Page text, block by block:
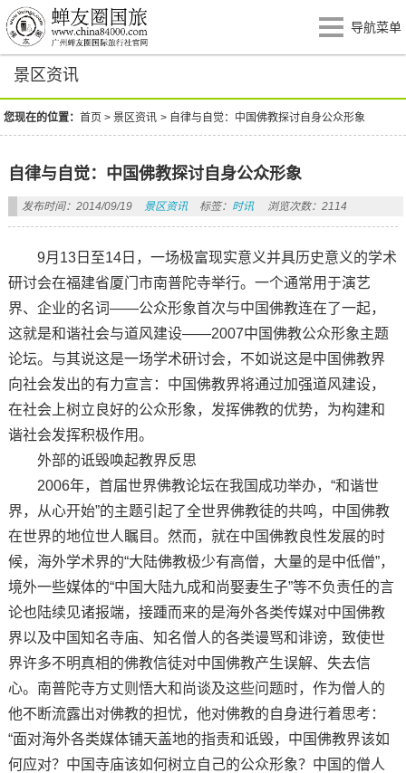
导航菜单
景区资讯
您现在的位置：首页 >景区资讯 > 自律与自觉：中国佛教探讨自身公众形象
自律与自觉：中国佛教探讨自身公众形象
发布时间：2014/09/19 景区资讯 标签： 时讯 浏览次数：2114
9月13日至14日，一场极富现实意义并具历史意义的学术
研讨会在福建省厦门市南普陀寺举行。一个通常用于演艺
界、企业的名词——公众形象首次与中国佛教连在了一起，
这就是和谐社会与道风建设——2007中国佛教公众形象主题
论坛。与其说这是一场学术研讨会，不如说这是中国佛教界
向社会发出的有力宣言：中国佛教界将通过加强道风建设，
在社会上树立良好的公众形象，发挥佛教的优势，为构建和
谐社会发挥积极作用。
外部的诋毁唤起教界反思
2006年，首届世界佛教论坛在我国成功举办，“和谐世
界，从心开始”的主题引起了全世界佛教徒的共鸣，中国佛教
在世界的地位世人瞩目。然而，就在中国佛教良性发展的时
候，海外学术界的“大陆佛教极少有高僧，大量的是中低僧”，
境外一些媒体的“中国大陆九成和尚娶妻生子”等不负责任的言
论也陆续见诸报端，接踵而来的是海外各类传媒对中国佛教
界以及中国知名寺庙、知名僧人的各类谩骂和诽谤，致使世
界许多不明真相的佛教信徒对中国佛教产生误解、失去信
心。南普陀寺方丈则悟大和尚谈及这些问题时，作为僧人的
他不断流露出对佛教的担忧，他对佛教的自身进行着思考：
“面对海外各类媒体铺天盖地的指责和诋毁，中国佛教界该如
何应对？中国寺庙该如何树立自己的公众形象？中国的僧人